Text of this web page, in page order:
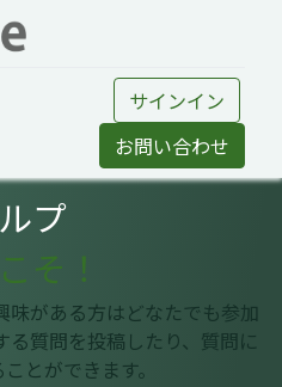
サインイン
お問い合わせ
プ
そ！
がある方はどなたでも参加
質問を投稿したり、質問に
とができます。